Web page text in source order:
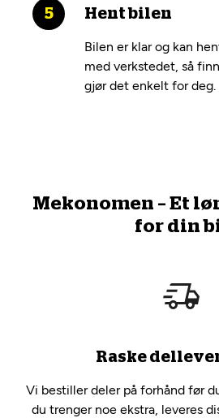
Hent bilen
Bilen er klar og kan
med verkstedet, så
gjør det enkelt for deg.
Mekonomen – Et
for din
Raske
Vi bestiller deler på forhånd før
du trenger noe ekstra, leveres